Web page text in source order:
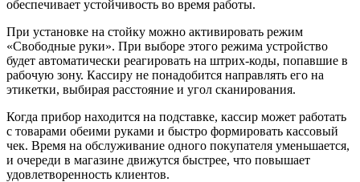
обеспечивает устойчивость во время работы.
При установке на стойку можно активировать режим
«Свободные руки». При выборе этого режима устройство
будет автоматически реагировать на штрих-коды, попавшие в
рабочую зону. Кассиру не понадобится направлять его на
этикетки, выбирая расстояние и угол сканирования.
Когда прибор находится на подставке, кассир может работать
с товарами обеими руками и быстро формировать кассовый
чек. Время на обслуживание одного покупателя уменьшается,
и очереди в магазине движутся быстрее, что повышает
удовлетворенность клиентов.